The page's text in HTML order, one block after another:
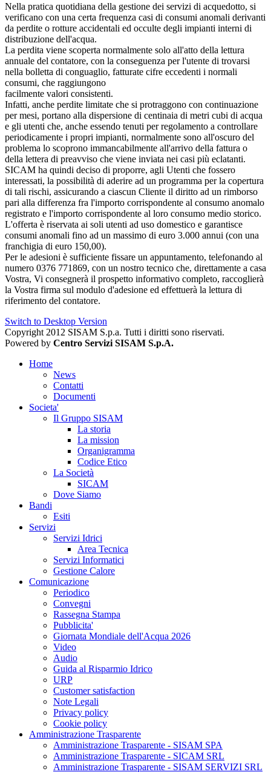
Nella pratica quotidiana della gestione dei servizi di acquedotto, si
verificano con una certa frequenza casi di consumi anomali derivanti
da perdite o rotture accidentali ed occulte degli impianti interni di
distribuzione dell'acqua.
La perdita viene scoperta normalmente solo all'atto della lettura
annuale del contatore, con la conseguenza per l'utente di trovarsi
nella bolletta di conguaglio, fatturate cifre eccedenti i normali
consumi, che raggiungono
facilmente valori consistenti.
Infatti, anche perdite limitate che si protraggono con continuazione
per mesi, portano alla dispersione di centinaia di metri cubi di acqua
e gli utenti che, anche essendo tenuti per regolamento a controllare
periodicamente i propri impianti, normalmente sono all'oscuro del
problema lo scoprono immancabilmente all'arrivo della fattura o
della lettera di preavviso che viene inviata nei casi più eclatanti.
SICAM ha quindi deciso di proporre, agli Utenti che fossero
interessati, la possibilità di aderire ad un programma per la copertura
di tali rischi, assicurando a ciascun Cliente il diritto ad un rimborso
pari alla differenza fra l'importo corrispondente al consumo anomalo
registrato e l'importo corrispondente al loro consumo medio storico.
L'offerta è riservata ai soli utenti ad uso domestico e garantisce
consumi anomali fino ad un massimo di euro 3.000 annui (con una
franchigia di euro 150,00).
Per le adesioni è sufficiente fissare un appuntamento, telefonando al
numero 0376 771869, con un nostro tecnico che, direttamente a casa
Vostra, Vi consegnerà il prospetto informativo completo, raccoglierà
la Vostra firma sul modulo d'adesione ed effettuerà la lettura di
riferimento del contatore.
Switch to Desktop Version
Copyright 2012 SISAM S.p.a. Tutti i diritti sono riservati.
Powered by Centro Servizi SISAM S.p.A.
Home
News
Contatti
Documenti
Societa'
Il Gruppo SISAM
La storia
La mission
Organigramma
Codice Etico
La Società
SICAM
Dove Siamo
Bandi
Esiti
Servizi
Servizi Idrici
Area Tecnica
Servizi Informatici
Gestione Calore
Comunicazione
Periodico
Convegni
Rassegna Stampa
Pubblicita'
Giornata Mondiale dell'Acqua 2026
Video
Audio
Guida al Risparmio Idrico
URP
Customer satisfaction
Note Legali
Privacy policy
Cookie policy
Amministrazione Trasparente
Amministrazione Trasparente - SISAM SPA
Amministrazione Trasparente - SICAM SRL
Amministrazione Trasparente - SISAM SERVIZI SRL